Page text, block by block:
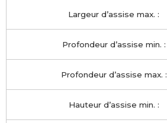
Largeur d’assise max. :
Profondeur d’assise min. :
Profondeur d’assise max. :
Hauteur d’assise min. :